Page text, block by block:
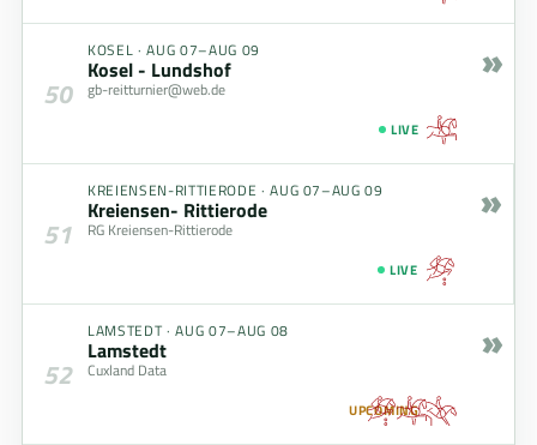
50
KOSEL ·AUG 07–AUG 09
Kosel - Lundshof
gb-reitturnier@web.de
LIVE
»
51
KREIENSEN-RITTIERODE ·AUG 07–AUG 09
Kreiensen- Rittierode
RG Kreiensen-Rittierode
LIVE
»
52
LAMSTEDT ·AUG 07–AUG 08
Lamstedt
Cuxland Data
UPCOMING
»